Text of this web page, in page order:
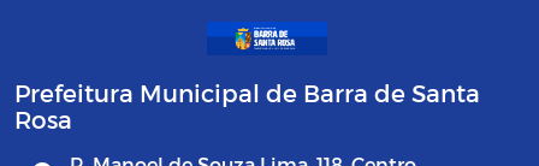
Prefeitura Municipal de Barra de Santa
Rosa